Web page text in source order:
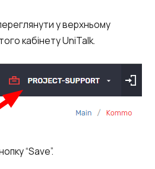
у верхньому
кабінету UniTalk.
“Save”.